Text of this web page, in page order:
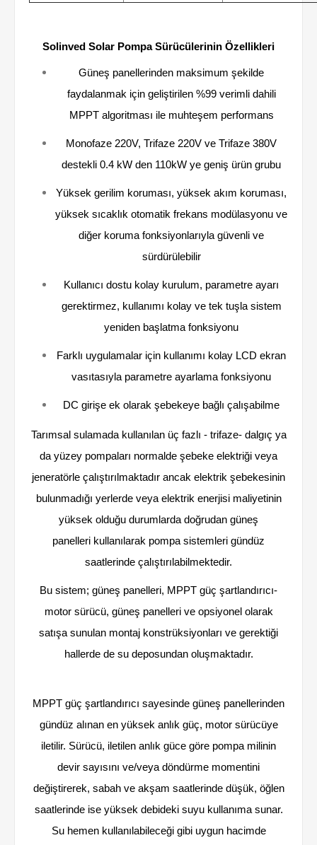
Solinved Solar Pompa Sürücülerinin Özellikleri
Güneş panellerinden maksimum şekilde
faydalanmak için geliştirilen %99 verimli dahili
MPPT algoritması ile muhteşem performans
Monofaze 220V, Trifaze 220V ve Trifaze 380V
destekli 0.4 kW den 110kW ye geniş ürün grubu
Yüksek gerilim koruması, yüksek akım koruması,
yüksek sıcaklık otomatik frekans modülasyonu ve
diğer koruma fonksiyonlarıyla güvenli ve
sürdürülebilir
Kullanıcı dostu kolay kurulum, parametre ayarı
gerektirmez, kullanımı kolay ve tek tuşla sistem
yeniden başlatma fonksiyonu
Farklı uygulamalar için kullanımı kolay LCD ekran
vasıtasıyla parametre ayarlama fonksiyonu
DC girişe ek olarak şebekeye bağlı çalışabilme
Tarımsal sulamada kullanılan üç fazlı - trifaze- dalgıç ya
da yüzey pompaları normalde şebeke elektriği veya
jeneratörle çalıştırılmaktadır ancak elektrik şebekesinin
bulunmadığı yerlerde veya elektrik enerjisi maliyetinin
yüksek olduğu durumlarda doğrudan güneş
panelleri kullanılarak pompa sistemleri gündüz
saatlerinde çalıştırılabilmektedir.
Bu sistem; güneş panelleri, MPPT güç şartlandırıcı-
motor sürücü, güneş panelleri ve opsiyonel olarak
satışa sunulan montaj konstrüksiyonları ve gerektiği
hallerde de su deposundan oluşmaktadır.
MPPT güç şartlandırıcı sayesinde güneş panellerinden
gündüz alınan en yüksek anlık güç, motor sürücüye
iletilir. Sürücü, iletilen anlık güce göre pompa milinin
devir sayısını ve/veya döndürme momentini
değiştirerek, sabah ve akşam saatlerinde düşük, öğlen
saatlerinde ise yüksek debideki suyu kullanıma sunar.
Su hemen kullanılabileceği gibi uygun hacimde